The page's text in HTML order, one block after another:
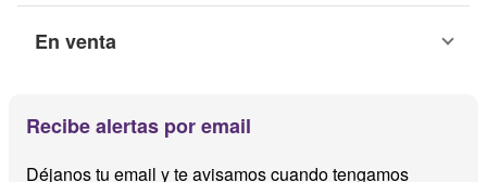
En venta
Recibe alertas por email
Déjanos tu email y te avisamos cuando tengamos